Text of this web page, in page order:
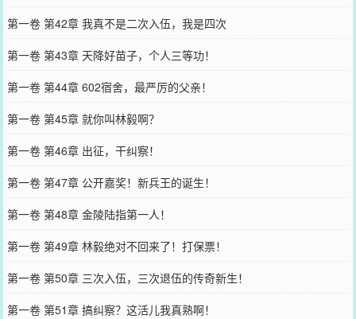
第一卷 第42章 我真不是二次入伍，我是四次
第一卷 第43章 天降好苗子，个人三等功！
第一卷 第44章 602宿舍，最严厉的父亲！
第一卷 第45章 就你叫林毅啊？
第一卷 第46章 出征，干纠察！
第一卷 第47章 公开嘉奖！新兵王的诞生！
第一卷 第48章 金陵陆指第一人！
第一卷 第49章 林毅绝对不回来了！打保票！
第一卷 第50章 三次入伍，三次退伍的传奇新生！
第一卷 第51章 搞纠察？这活儿我真熟啊！